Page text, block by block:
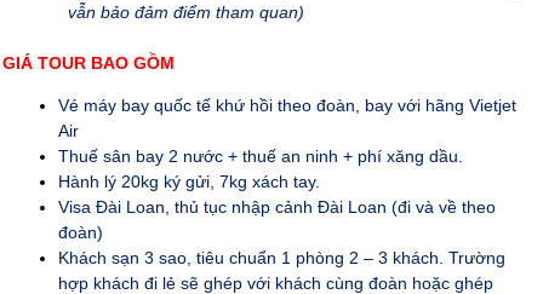
vẫn bảo đảm điểm tham quan)
GIÁ TOUR BAO GỒM
Vé máy bay quốc tế khứ hồi theo đoàn, bay với hãng Vietjet
Air
Thuế sân bay 2 nước + thuế an ninh + phí xăng dầu.
Hành lý 20kg ký gửi, 7kg xách tay.
Visa Đài Loan, thủ tục nhập cảnh Đài Loan (đi và về theo
đoàn)
Khách sạn 3 sao, tiêu chuẩn 1 phòng 2 – 3 khách. Trường
hợp khách đi lẻ sẽ ghép với khách cùng đoàn hoặc ghép